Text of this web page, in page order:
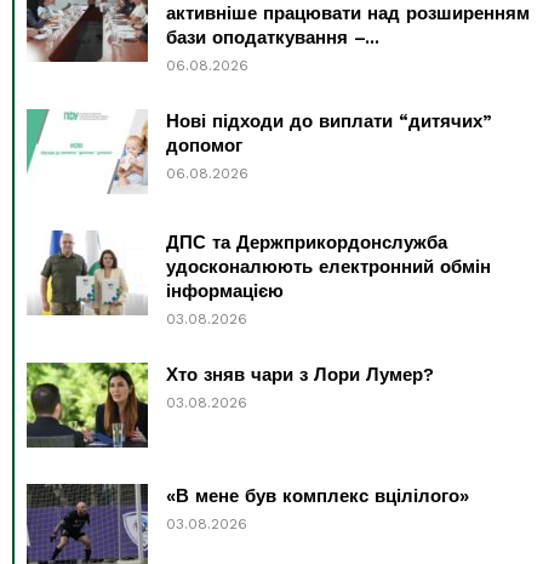
активніше працювати над розширенням
бази оподаткування –...
06.08.2026
Нові підходи до виплати “дитячих”
допомог
06.08.2026
ДПС та Держприкордонслужба
удосконалюють електронний обмін
інформацією
03.08.2026
Хто зняв чари з Лори Лумер?
03.08.2026
«В мене був комплекс вцілілого»
03.08.2026